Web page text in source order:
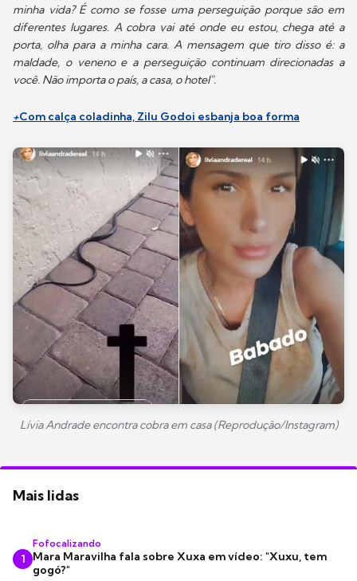
minha vida? É como se fosse uma perseguição porque são em
diferentes lugares. A cobra vai até onde eu estou, chega até a
porta, olha para a minha cara. A mensagem que tiro disso é: a
maldade, o veneno e a perseguição continuam direcionadas a
você. Não importa o país, a casa, o hotel".
+Com calça coladinha, Zilu Godoi esbanja boa forma
Lívia Andrade encontra cobra em casa (Reprodução/Instagram)
Mais lidas
1
Fofocalizando
Mara Maravilha fala sobre Xuxa em vídeo: "Xuxu, tem
gogó?"